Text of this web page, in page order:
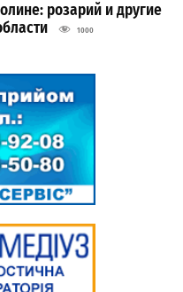
розарий и другие
1000